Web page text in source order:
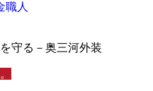
職人
守る－奥三河外装